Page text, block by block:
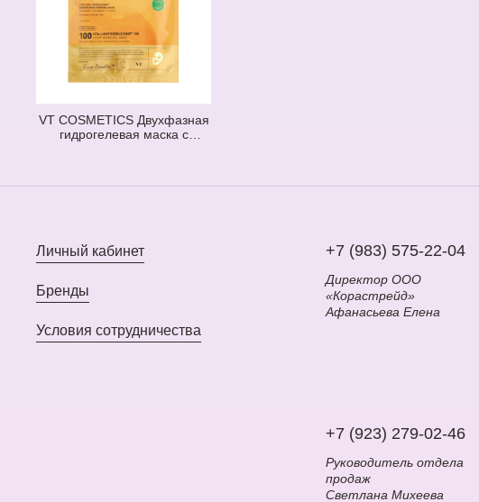
VT COSMETICS Двухфазная
гидрогелевая маска с
Личный кабинет
Бренды
Условия сотрудничества
+7 (983) 575-22-04
Директор ООО
«Корастрейд»
Афанасьева Елена
+7 (923) 279-02-46
Руководитель отдела
продаж
Светлана Михеева